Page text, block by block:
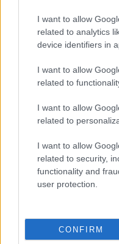
I want to allow
related to analytics
device identifiers in
I want to allow
related to
I want to allow
related to
I want to allow
related to security,
functionality and
user protection.
CONFIRM